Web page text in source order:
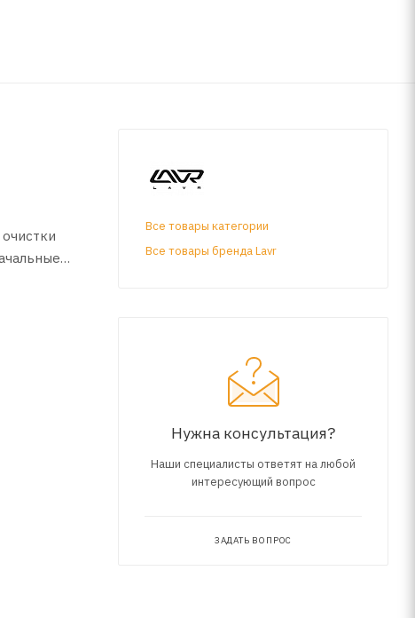
Все товары категории
Все товары бренда Lavr
Нужна консультация?
Наши специалисты ответят на любой
интересующий вопрос
ЗАДАТЬ ВОПРОС